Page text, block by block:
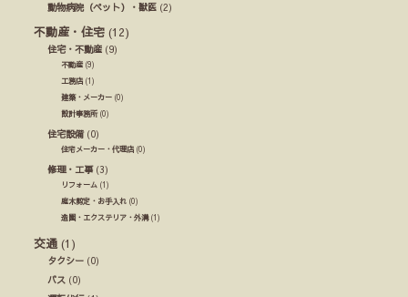
動物病院（ペット）・獣医 (2)
不動産・住宅 (12)
住宅・不動産 (9)
不動産 (9)
工務店 (1)
建築・メーカー (0)
設計事務所(0)
住宅設備(0)
住宅メーカー・代理店 (0)
修理・工事(3)
リフォーム (1)
庭木剪定・お手入れ (0)
造園・エクステリア・外溝(1)
交通 (1)
タクシー (0)
バス (0)